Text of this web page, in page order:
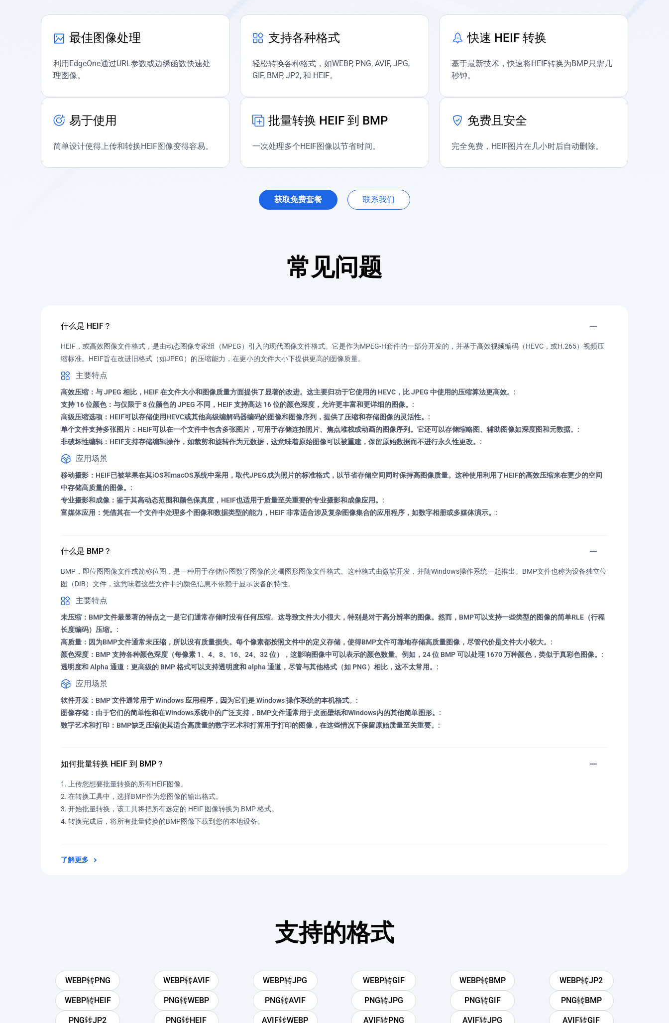
最佳图像处理
利用EdgeOne通过URL参数或边缘函数快速处
理图像。
支持各种格式
轻松转换各种格式，如WEBP, PNG, AVIF, JPG,
GIF, BMP, JP2, 和 HEIF。
快速 HEIF 转换
基于最新技术，快速将HEIF转换为BMP只需几
秒钟。
易于使用
简单设计使得上传和转换HEIF图像变得容易。
批量转换 HEIF 到 BMP
一次处理多个HEIF图像以节省时间。
免费且安全
完全免费，HEIF图片在几小时后自动删除。
获取免费套餐 联系我们
常见问题
什么是 HEIF？
HEIF，或高效图像文件格式，是由动态图像专家组（MPEG）引入的现代图像文件格式。它是作为MPEG-H套件的一部分开发的，并基于高效视频编码（HEVC，或H.265）视频压
缩标准。HEIF旨在改进旧格式（如JPEG）的压缩能力，在更小的文件大小下提供更高的图像质量。
主要特点
高效压缩：与 JPEG 相比，HEIF 在文件大小和图像质量方面提供了显著的改进。这主要归功于它使用的 HEVC，比 JPEG 中使用的压缩算法更高效。:
支持 16 位颜色：与仅限于 8 位颜色的 JPEG 不同，HEIF 支持高达 16 位的颜色深度，允许更丰富和更详细的图像。:
高级压缩选项：HEIF可以存储使用HEVC或其他高级编解码器编码的图像和图像序列，提供了压缩和存储图像的灵活性。:
单个文件支持多张图片：HEIF可以在一个文件中包含多张图片，可用于存储连拍照片、焦点堆栈或动画的图像序列。它还可以存储缩略图、辅助图像如深度图和元数据。:
非破坏性编辑：HEIF支持存储编辑操作，如裁剪和旋转作为元数据，这意味着原始图像可以被重建，保留原始数据而不进行永久性更改。:
应用场景
移动摄影：HEIF已被苹果在其iOS和macOS系统中采用，取代JPEG成为照片的标准格式，以节省存储空间同时保持高图像质量。这种使用利用了HEIF的高效压缩来在更少的空间
中存储高质量的图像。:
专业摄影和成像：鉴于其高动态范围和颜色保真度，HEIF也适用于质量至关重要的专业摄影和成像应用。:
富媒体应用：凭借其在一个文件中处理多个图像和数据类型的能力，HEIF 非常适合涉及复杂图像集合的应用程序，如数字相册或多媒体演示。:
什么是 BMP？
BMP，即位图图像文件或简称位图，是一种用于存储位图数字图像的光栅图形图像文件格式。这种格式由微软开发，并随Windows操作系统一起推出。BMP文件也称为设备独立位
图（DIB）文件，这意味着这些文件中的颜色信息不依赖于显示设备的特性。
主要特点
未压缩：BMP文件最显著的特点之一是它们通常存储时没有任何压缩。这导致文件大小很大，特别是对于高分辨率的图像。然而，BMP可以支持一些类型的图像的简单RLE（行程
长度编码）压缩。:
高质量：因为BMP文件通常未压缩，所以没有质量损失。每个像素都按照文件中的定义存储，使得BMP文件可靠地存储高质量图像，尽管代价是文件大小较大。:
颜色深度：BMP 支持各种颜色深度（每像素 1、4、8、16、24、32 位），这影响图像中可以表示的颜色数量。例如，24 位 BMP 可以处理 1670 万种颜色，类似于真彩色图像。:
透明度和 Alpha 通道：更高级的 BMP 格式可以支持透明度和 alpha 通道，尽管与其他格式（如 PNG）相比，这不太常用。:
应用场景
软件开发：BMP 文件通常用于 Windows 应用程序，因为它们是 Windows 操作系统的本机格式。:
图像存储：由于它们的简单性和在Windows系统中的广泛支持，BMP文件通常用于桌面壁纸和Windows内的其他简单图形。:
数字艺术和打印：BMP缺乏压缩使其适合高质量的数字艺术和打算用于打印的图像，在这些情况下保留原始质量至关重要。:
如何批量转换 HEIF 到 BMP？
上传您想要批量转换的所有HEIF图像。
在转换工具中，选择BMP作为您图像的输出格式。
开始批量转换，该工具将把所有选定的 HEIF 图像转换为 BMP 格式。
转换完成后，将所有批量转换的BMP图像下载到您的本地设备。
了解更多
支持的格式
WEBP转PNG WEBP转AVIF WEBP转JPG WEBP转GIF WEBP转BMP WEBP转JP2
WEBP转HEIF PNG转WEBP PNG转AVIF PNG转JPG PNG转GIF PNG转BMP
PNG转JP2 PNG转HEIF AVIF转WEBP AVIF转PNG AVIF转JPG AVIF转GIF